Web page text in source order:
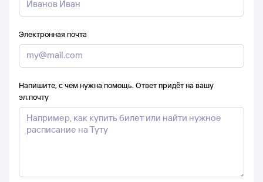
Электронная почта
Напишите, с чем нужна помощь. Ответ придёт на вашу
эл.почту